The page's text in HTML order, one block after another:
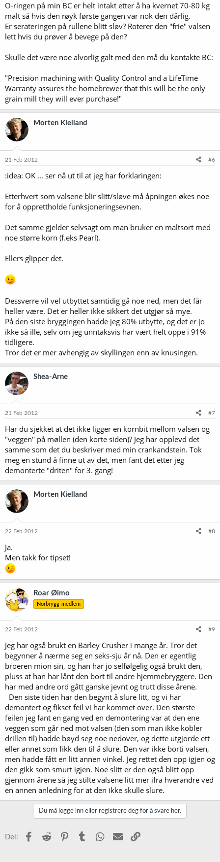
O-ringen på min BC er helt intakt etter å ha kvernet 70-80 kg
malt så hvis den røyk første gangen var nok den dårlig.
Er serateringen på rullene blitt sløv? Roterer den "frie" valsen
lett hvis du prøver å bevege på den?
Skulle det være noe alvorlig galt med den må du kontakte BC:
"Precision machining with Quality Control and a LifeTime
Warranty assures the homebrewer that this will be the only
grain mill they will ever purchase!"
Morten Kielland
21 Feb 2012 #6
:idea: OK ... ser nå ut til at jeg har forklaringen:
Etterhvert som valsene blir slitt/sløve må åpningen økes noe
for å opprettholde funksjoneringsevnen.
Det samme gjelder selvsagt om man bruker en maltsort med
noe større korn (f.eks Pearl).
Ellers glipper det.
Dessverre vil vel utbyttet samtidig gå noe ned, men det får
heller være. Det er heller ikke sikkert det utgjør så mye.
På den siste bryggingen hadde jeg 80% utbytte, og det er jo
ikke så ille, selv om jeg unntaksvis har vært helt oppe i 91%
tidligere.
Tror det er mer avhengig av skyllingen enn av knusingen.
Shea-Arne
21 Feb 2012 #7
Har du sjekket at det ikke ligger en kornbit mellom valsen og
"veggen" på møllen (den korte siden)? Jeg har opplevd det
samme som det du beskriver med min crankandstein. Tok
meg en stund å finne ut av det, men fant det etter jeg
demonterte "driten" for 3. gang!
Morten Kielland
22 Feb 2012 #8
Ja.
Men takk for tipset!
Roar Øimo
Norbrygg-medlem
22 Feb 2012 #9
Jeg har også brukt en Barley Crusher i mange år. Tror det
begynner å nærme seg en seks-sju år nå. Den er egentlig
broeren mion sin, og han har jo selfølgelig også brukt den,
pluss at han har lånt den bort til andre hjemmebryggere. Den
har med andre ord gått ganske jevnt og trutt disse årene.
Den siste tiden har den begynt å slure litt, og vi har
demontert og fikset feil vi har kommet over. Den største
feilen jeg fant en gang ved en demontering var at den ene
veggen som går ned mot valsen (den som man ikke kobler
drillen til) hadde bøyd seg noe nedover, og dette utgjorde ett
eller annet som fikk den til å slure. Den var ikke borti valsen,
men hadde fått en litt annen vinkel. Jeg rettet den opp igjen og
den gikk som smurt igjen. Noe slitt er den også blitt opp
gjennom årene så jeg stilte valsene litt mer ifra hverandre ved
en annen anledning for at den ikke skulle slure.
Du må logge inn eller registrere deg for å svare her.
Del: Facebook
Reddit PinterestTumblr WhatsApp
E-post